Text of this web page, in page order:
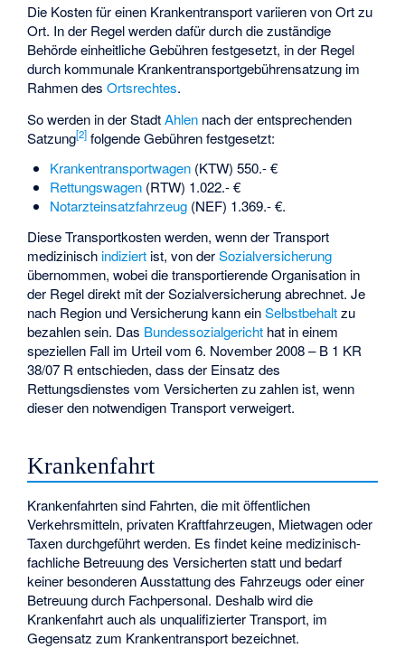
Die Kosten für einen Krankentransport variieren von Ort zu
Ort. In der Regel werden dafür durch die zuständige
Behörde einheitliche Gebühren festgesetzt, in der Regel
durch kommunale Krankentransportgebührensatzung im
Rahmen desOrtsrechtes.
So werden in der StadtAhlen nach der entsprechenden
Satzung[2] folgende Gebühren festgesetzt:
Krankentransportwagen(KTW) 550.- €
Rettungswagen(RTW) 1.022.- €
Notarzteinsatzfahrzeug(NEF) 1.369.- €.
Diese Transportkosten werden, wenn der Transport
medizinisch indiziert ist, von derSozialversicherung
übernommen, wobei die transportierende Organisation in
der Regel direkt mit der Sozialversicherung abrechnet. Je
nach Region und Versicherung kann einSelbstbehaltzu
bezahlen sein. Das Bundessozialgericht hat in einem
speziellen Fall im Urteil vom 6. November 2008 – B 1 KR
38/07 R entschieden, dass der Einsatz des
Rettungsdienstes vom Versicherten zu zahlen ist, wenn
dieser den notwendigen Transport verweigert.
Krankenfahrt
Krankenfahrten sind Fahrten, die mit öffentlichen
Verkehrsmitteln, privaten Kraftfahrzeugen, Mietwagen oder
Taxen durchgeführt werden. Es findet keine medizinisch-
fachliche Betreuung des Versicherten statt und bedarf
keiner besonderen Ausstattung des Fahrzeugs oder einer
Betreuung durch Fachpersonal. Deshalb wird die
Krankenfahrt auch als unqualifizierter Transport, im
Gegensatz zum Krankentransport bezeichnet.